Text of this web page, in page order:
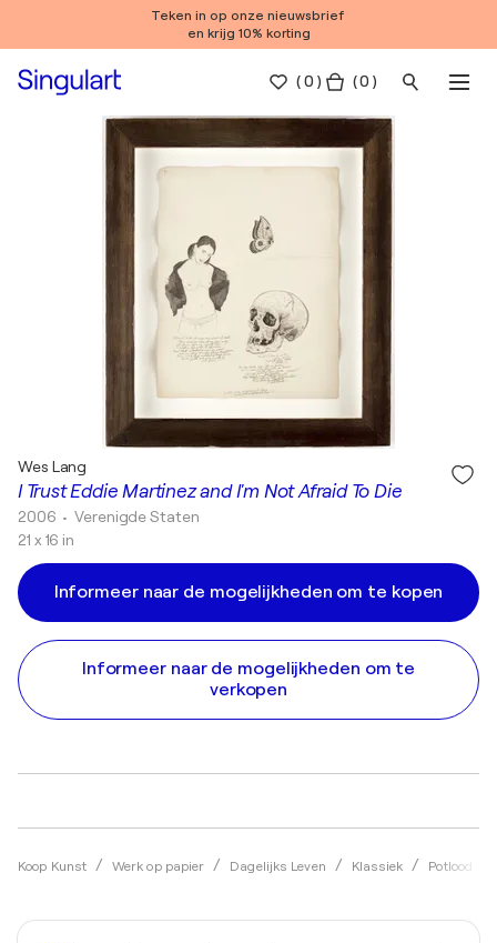
Teken in op onze nieuwsbrief
en krijg 10% korting
(0 ) ( 0 )
Koop Kunst Werk op papier Dagelijks Leven Klassiek Potlood
I Trust Eddie Martinez and I'm Not Afraid To Die
Wes Lang
2006 • Verenigde Staten
21 x 16 in
Informeer naar de mogelijkheden om te kopen
Informeer naar de mogelijkheden om te
verkopen